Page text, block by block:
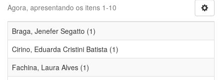
Agora, apresentando os itens 1-10
Braga, Jenefer Segatto (1)
Cirino, Eduarda Cristini Batista (1)
Fachina, Laura Alves (1)